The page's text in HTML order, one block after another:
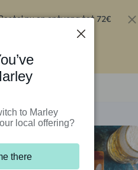
nu en ontvang tot 72€
to Marley
local offering?
there